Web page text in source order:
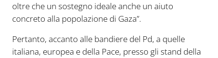
oltre che un sostegno ideale anche un aiuto
concreto alla popolazione di Gaza”.
Pertanto, accanto alle bandiere del Pd, a quelle
italiana, europea e della Pace, presso gli stand della